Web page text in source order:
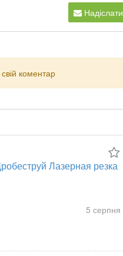
Надіслати
коментар
Лазерная резка
5 серпня